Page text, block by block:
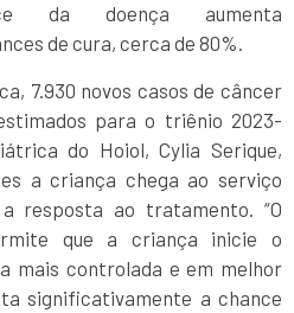
da doença aumenta
de cura, cerca de 80%.
7.930 novos casos de câncer
para o triênio 2023-
do Hoiol, Cylia Serique,
a criança chega ao serviço
resposta ao tratamento. “O
que a criança inicie o
mais controlada e em melhor
significativamente a chance